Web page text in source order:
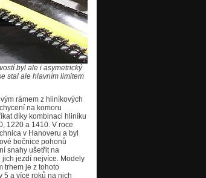
byl ale i asymetrický
stal ale hlavním limitem
rámem z hliníkových
na komoru
díky kombinaci hliníku
1220 a 1410. V roce
v Hanoveru a byl
bočnice pohonů
snahy ušetřit na
jich jezdí nejvíce. Modely
trhem je z tohoto
5 a více roků na nich